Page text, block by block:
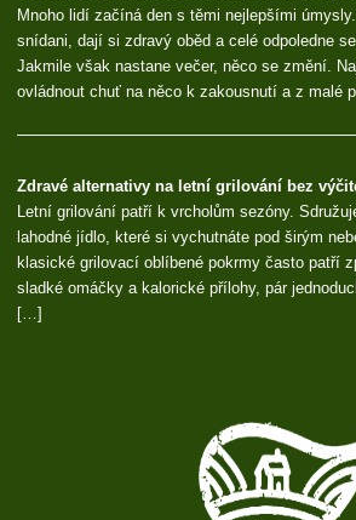
Mnoho lidí začíná den s těmi nejlepšími
snídani, dají si zdravý oběd a celé odpoledne
Jakmile však nastane večer, něco se změní.
ovládnout chuť na něco k zakousnutí a z malé
Zdravé alternativy na letní grilování bez
Letní grilování patří k vrcholům sezóny.
lahodné jídlo, které si vychutnáte pod širým
klasické grilovací oblíbené pokrmy často patří
sladké omáčky a kalorické přílohy, pár
[…]